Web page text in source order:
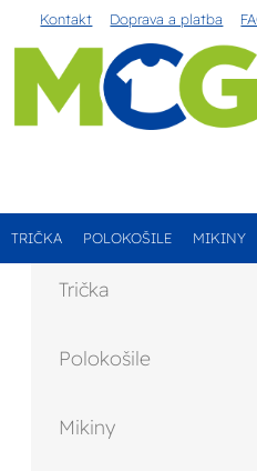
Kontakt Doprava a platba
TRIČKA POLOKOŠILE MIKINY
Trička
Polokošile
Mikiny